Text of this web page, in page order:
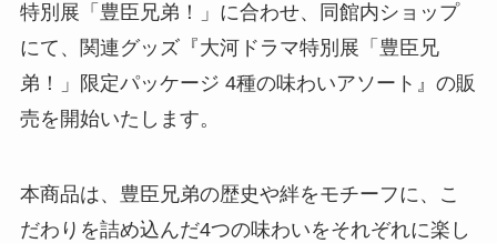
特別展「豊臣兄弟！」に合わせ、同館内ショップ
にて、関連グッズ『大河ドラマ特別展「豊臣兄
弟！」限定パッケージ 4種の味わいアソート』の販
売を開始いたします。
本商品は、豊臣兄弟の歴史や絆をモチーフに、こ
だわりを詰め込んだ4つの味わいをそれぞれに楽し